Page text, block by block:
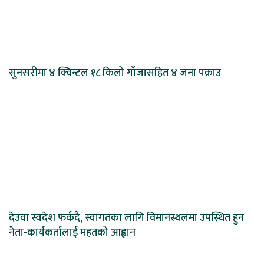
सुनसरीमा ४ क्विन्टल १८ किलो गाँजासहित ४ जना पक्राउ
देउवा स्वदेश फर्कंदै, स्वागतका लागि विमानस्थलमा उपस्थित हुन
नेता-कार्यकर्तालाई महतको आह्वान